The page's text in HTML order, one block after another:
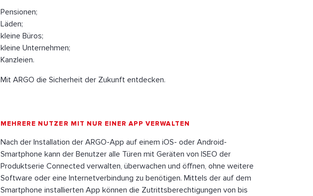
Pensionen;
Läden;
kleine Büros;
kleine Unternehmen;
Kanzleien.
Mit ARGO die Sicherheit der Zukunft entdecken.
MEHRERE NUTZER MIT NUR EINER APP VERWALTEN
Nach der Installation der ARGO-App auf einem iOS- oder Android-
Smartphone kann der Benutzer alle Türen mit Geräten von ISEO der
Produktserie Connected verwalten, überwachen und öffnen, ohne weitere
Software oder eine Internetverbindung zu benötigen. Mittels der auf dem
Smartphone installierten App können die Zutrittsberechtigungen von bis